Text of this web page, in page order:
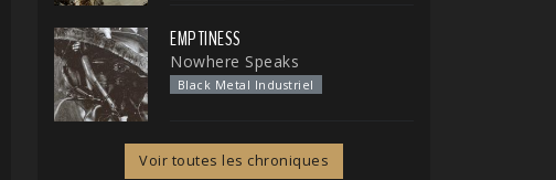
EMPTINESS
Nowhere Speaks
Black Metal Industriel
Voir toutes les chroniques